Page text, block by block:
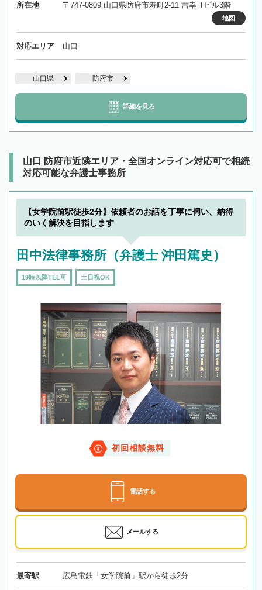
所在地 〒747-0809 山口県防府市寿町2-11 吉幸Ⅱビル3階
地図
対応エリア 山口
山口県 防府市
詳細を見る
山口 防府市近隣エリア・全国オンライン対応可で相続
対応可能な弁護士事務所
【女学院前駅徒歩2分】依頼者のお話を丁寧に伺い、納得
のいく解決を目指します
田中法律事務所（弁護士 沖田篤史）
19時以降TEL可 土日祝OK
初回相談無料
電話する
メールする
最寄駅 広島電鉄「女学院前」駅から徒歩2分